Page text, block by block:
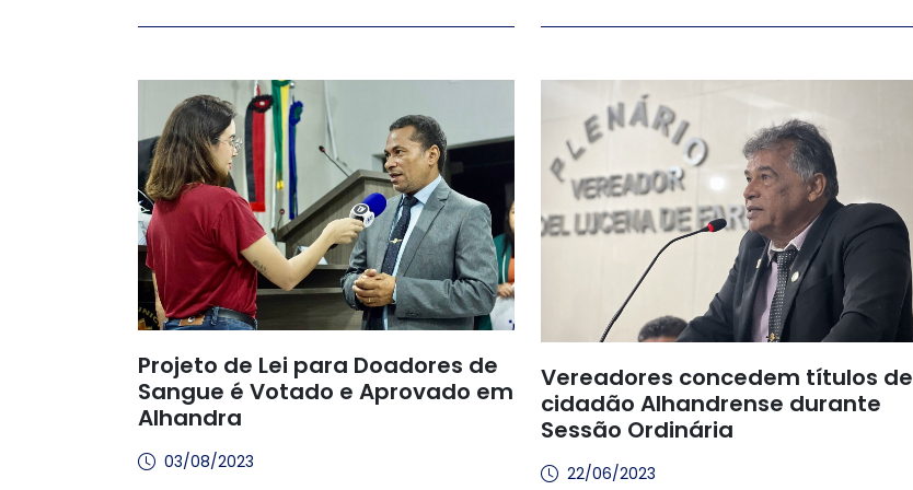
Projeto de Lei para Doadores de
Sangue é Votado e Aprovado em
Alhandra
03/08/2023
Vereadores concedem títulos de
cidadão Alhandrense durante
Sessão Ordinária
22/06/2023